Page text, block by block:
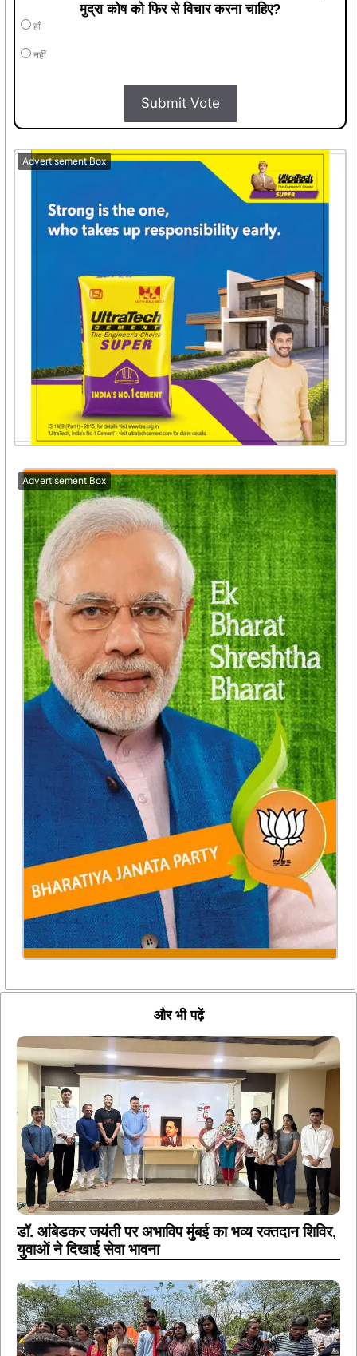
मुद्रा कोष को फिर से विचार करना चाहिए?
हाँ
नहीं
Submit Vote
Advertisement Box
Advertisement Box
और भी पढ़ें
डॉ. आंबेडकर जयंती पर अभाविप मुंबई का भव्य रक्तदान शिविर,
युवाओं ने दिखाई सेवा भावना